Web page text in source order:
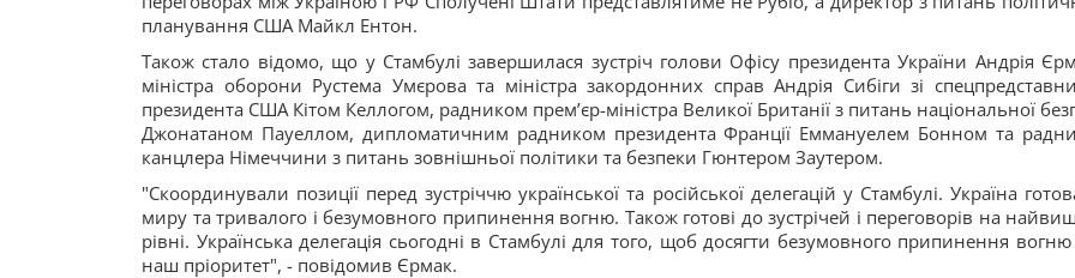
планування США Майкл Ентон.
Також стало відомо, що у Стамбулі завершилася зустріч голови Офісу президента України Андрія
міністра оборони Рустема Умєрова та міністра закордонних справ Андрія Сибіги зі
президента США Кітом Келлогом, радником прем’єр-міністра Великої Британії з питань національної
Джонатаном Пауеллом, дипломатичним радником президента Франції Еммануелем Бонном та
канцлера Німеччини з питань зовнішньої політики та безпеки Гюнтером Заутером.
"Скоординували позиції перед зустріччю української та російської делегацій у Стамбулі. Україна
миру та тривалого і безумовного припинення вогню. Також готові до зустрічей і переговорів на
рівні. Українська делегація сьогодні в Стамбулі для того, щоб досягти безумовного припинення
наш пріоритет", - повідомив Єрмак.